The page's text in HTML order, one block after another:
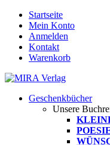
Startseite
Mein Konto
Anmelden
Kontakt
Warenkorb
Geschenkbücher
Unsere